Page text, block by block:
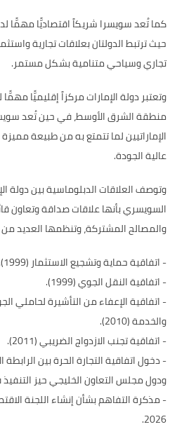
كما تُعد سويسرا شريكاً اقتصاديًّا مهمًّا
حيث ترتبط الدولتان بعلاقات تجارية
تجاري وسياحي متنامية بشكل مستمر.
وتعتبر دولة الإمارات مركزاً إقليميًّا
منطقة الشرق الأوسط، في حين تُعد
الإماراتيين لما تتمتع به من طبيعة
عالية الجودة.
وتوصف العلاقات الدبلوماسية بين دولة
السويسري بأنها علاقات صداقة وتعاون
والمصالح المشتركة، وتنظمها العديد من
- اتفاقية حماية وتشجيع الاستثمار (1999).
- اتفاقية النقل الجوي (1999).
- اتفاقية الإعفاء من التأشيرة لحاملي
والخدمة (2010).
- اتفاقية تجنب الازدواج الضريبي (2011).
ودول مجلس التعاون الخليجي حيز التنفيذ في
-
2026.